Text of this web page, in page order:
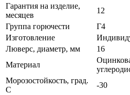
Гарантия на изделие,
месяцев
12
Группа горючести
Г4
Изготовление
Люверс, диаметр, мм
16
Материал
Морозостойкость, град.
С
-30